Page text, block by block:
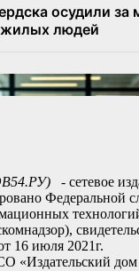
- сетевое
Федеральной
16 июля 2021г.
«Издательский дом